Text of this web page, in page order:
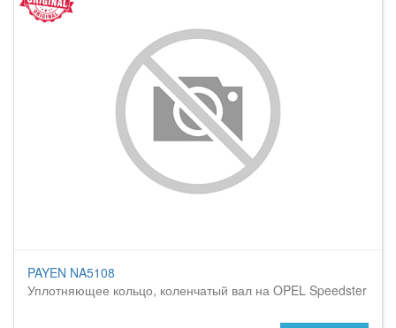
PAYEN NA5108
Уплотняющее кольцо, коленчатый вал на OPEL Speedster